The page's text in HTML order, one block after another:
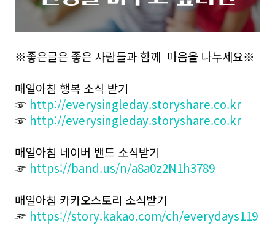
※좋은글은 좋은 사람들과 함께 마음을 나누세요※
매일아침 행복 소식 받기
☞ http://everysingleday.storyshare.co.kr
☞ http://everysingleday.storyshare.co.kr
매일아침 네이버 밴드 소식받기
☞ https://band.us/n/a8a0z2N1h3789
매일아침 카카오스토리 소식받기
☞ https://story.kakao.com/ch/everydays119